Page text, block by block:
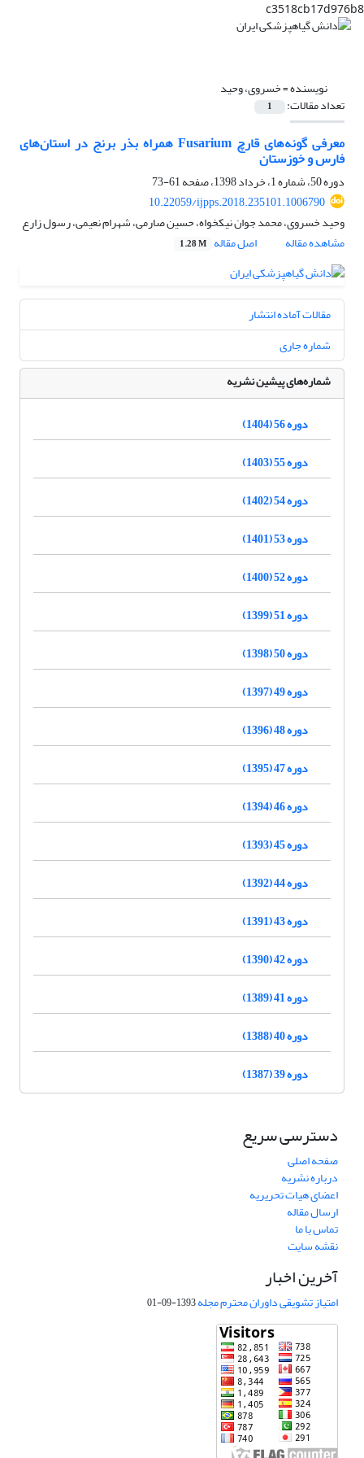
c3518cb17d976b8
نویسنده =خسروی، وحید
تعداد مقالات: 1
معرفی گونه‌های قارچ Fusarium همراه بذر برنج در استان‌های
فارس و خوزستان
دوره 50، شماره 1، خرداد 1398، صفحه
61-73
10.22059/ijpps.2018.235101.1006790
وحید خسروی، محمد جوان نیکخواه، حسین صارمی، شهرام نعیمی، رسول زارع
مشاهده مقاله
اصل مقاله 1.28 M
مقالات آماده انتشار
شماره جاری
شماره‌های پیشین نشریه
دوره 56 (1404)
دوره 55 (1403)
دوره 54 (1402)
دوره 53 (1401)
دوره 52 (1400)
دوره 51 (1399)
دوره 50 (1398)
دوره 49 (1397)
دوره 48 (1396)
دوره 47 (1395)
دوره 46 (1394)
دوره 45 (1393)
دوره 44 (1392)
دوره 43 (1391)
دوره 42 (1390)
دوره 41 (1389)
دوره 40 (1388)
دوره 39 (1387)
دسترسی سریع
صفحه اصلی
درباره نشریه
اعضای هیات تحریریه
ارسال مقاله
تماس با ما
نقشه سایت
آخرین اخبار
امتیاز تشویقی داوران محترم مجله1393-09-01